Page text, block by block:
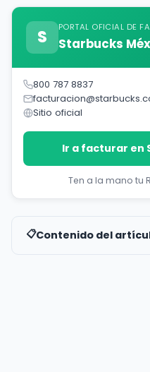
S PORTAL OFICIAL DE
Starbucks
800 787 8837
Sitio oficial
Ir a facturar en
Ten a la mano tu
Contenido del